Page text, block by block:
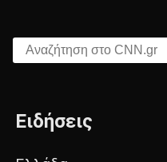
Αναζήτηση στο CNN.gr
Ειδήσεις